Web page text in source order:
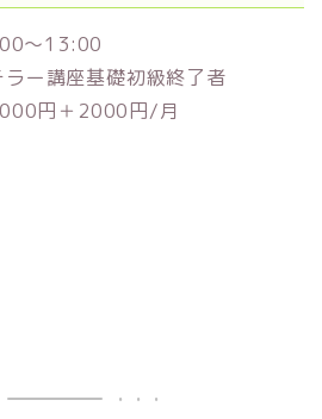
〜13:00
ー講座基礎初級終了者
円＋2000円/月